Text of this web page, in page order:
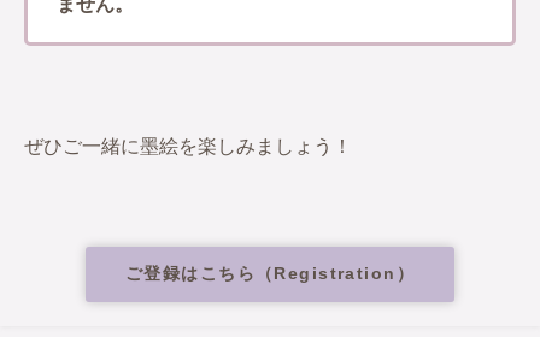
ぜひご一緒に墨絵を楽しみましょう！
ご登録はこちら（Registration）